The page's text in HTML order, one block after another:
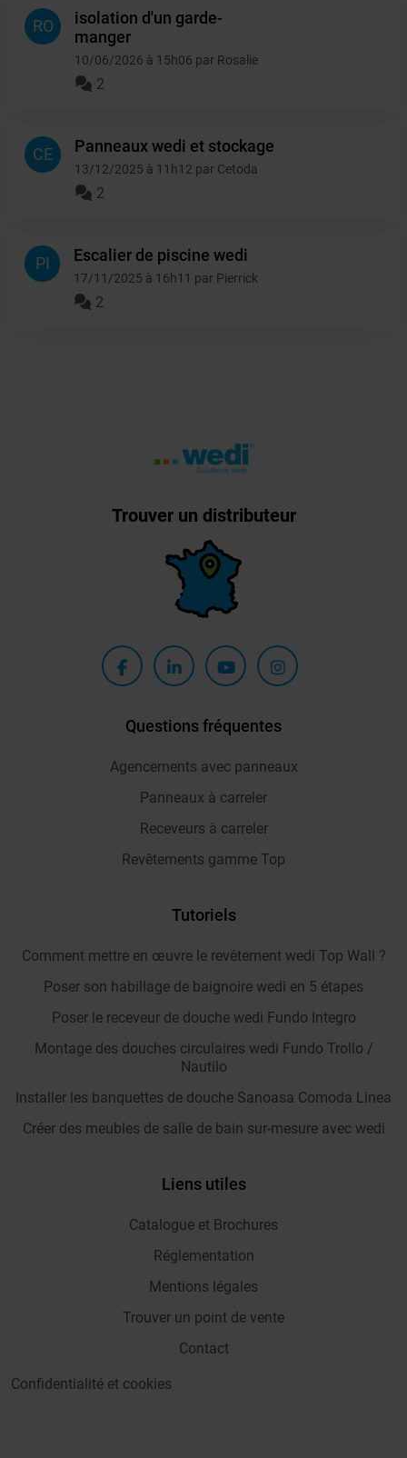
RO
isolation d'un garde-
manger
10/06/2026 à 15h06 par Rosalie
2
CE Panneaux wedi et stockage
13/12/2025 à 11h12 par Cetoda
2
PI Escalier de piscine wedi
17/11/2025 à 16h11 par Pierrick
2
Trouver un distributeur
Questions fréquentes
Agencements avec panneaux
Panneaux à carreler
Receveurs à carreler
Revêtements gamme Top
Tutoriels
Comment mettre en œuvre le revêtement wedi Top Wall ?
Poser son habillage de baignoire wedi en 5 étapes
Poser le receveur de douche wedi Fundo Integro
Montage des douches circulaires wedi Fundo Trollo /
Nautilo
Installer les banquettes de douche Sanoasa Comoda Linea
Créer des meubles de salle de bain sur-mesure avec wedi
Liens utiles
Catalogue et Brochures
Réglementation
Mentions légales
Trouver un point de vente
Contact
Confidentialité et cookies